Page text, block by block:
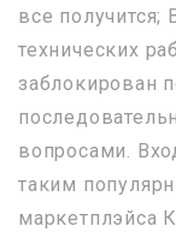
все
технических
заблокирован
вопросами.
таким
маркетплэйса